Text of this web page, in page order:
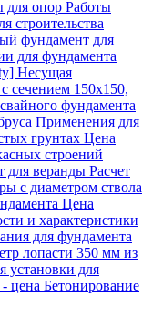
для опор Работы
строительства
фундамент для
для фундамента
Несущая
сечением 150х150,
фундамента
Применения для
грунтах Цена
строений
для веранды Расчет
с диаметром ствола
Цена
и характеристики
для фундамента
лопасти 350 мм из
установки для
цена Бетонирование